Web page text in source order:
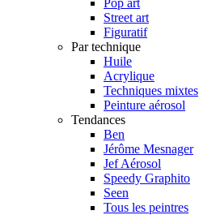
Street art
Figuratif
Par technique
Huile
Acrylique
Techniques mixtes
Peinture aérosol
Tendances
Ben
Jérôme Mesnager
Jef Aérosol
Speedy Graphito
Seen
Tous les peintres